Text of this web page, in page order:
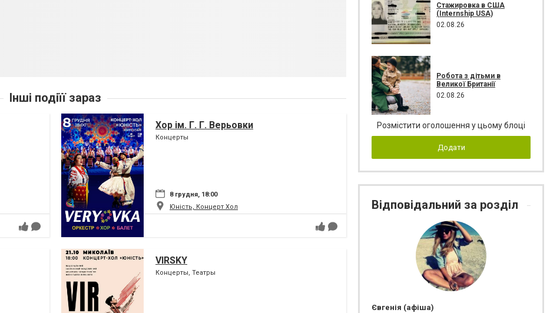
Інші подіїї зараз
Хор ім. Г. Г. Верьовки
Концерты
8 грудня, 18:00
Юність, Концерт Хол
VIRSKY
Концерты, Театры
Стажировка в США
(Internship USA)
02.08.26
Робота з дітьми в
Великої Британії
02.08.26
Розмістити оголошення у цьому блоці
Додати
Відповідальний за розділ
Євгенія (афіша)